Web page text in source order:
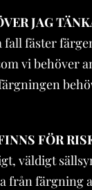
JAG
fall fäster
vi behöver
FÖR
väldigt
från färgning